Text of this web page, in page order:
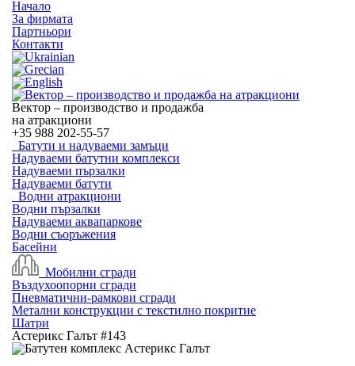
Начало
За фирмата
Партньори
Контакти
Вектор – производство и продажба
на атракциони
+35 988 202-55-57
Батути и надуваеми замъци
Надуваеми батутни комплекси
Надуваеми пързалки
Надуваеми батути
Водни атракциони
Водни пързалки
Надуваеми аквапаркове
Водни съоръжения
Басейни
Мобилни сгради
Въздухоопорни сгради
Пневматични-рамкови сгради
Метални конструкции с текстилно покритие
Шатри
Астерикс Галът #143